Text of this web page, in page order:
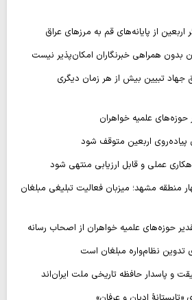
بدون همراهی خبرنگاران امکان‌پذیر نیست
جهاد تبیین بیش از هر زمان دیگری
علمیه خواهران
پیاده‌روی اربعین متوقف شود
عملی و قابل ارزیابی منتهی شود
منطقه مشهد؛ میزبان فعالیت تبلیغی مبلغان
حوزه‌های علمیه خواهران از اصحاب رسانه
تدوین نظام‌واره مبلغان است
و پاسدار حافظه تاریخی ملت ایران‌اند